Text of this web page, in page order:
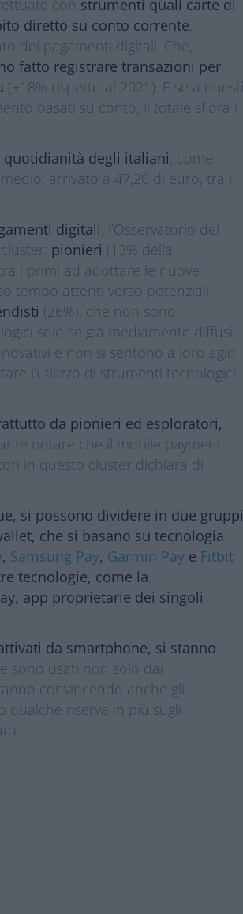
con strumenti quali carte di
diretto su conto corrente
dei pagamenti digitali. Che,
fatto registrare transazioni per
(+18% rispetto al 2021). E se a questi
basati su conto, il totale sfiora i
degli italiani , come
arrivato a 47,20 di euro, tra i
digitali
, l’Osservatorio del
pionieri (13% della
i primi ad adottare le nuove
tempo attenti verso potenziali
(26%), che non sono
solo se già mediamente diffusi
e non si sentono a loro agio
l’utilizzo di strumenti tecnologici
da pionieri ed esploratori,
notare che il mobile payment
in questo cluster dichiara di
si possono dividere in due gruppi
che si basano su tecnologia
, Samsung Pay, Garmin Pay e Fitbit
tecnologie, come la
app proprietarie dei singoli
da smartphone, si stanno
e sono usati non solo dai
convincendo anche gli
riserva in più sugli